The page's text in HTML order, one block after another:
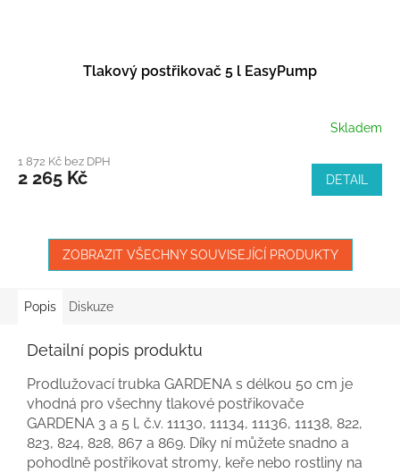
Tlakový postřikovač 5 l EasyPump
Skladem
1 872 Kč bez DPH
2 265 Kč DETAIL
ZOBRAZIT VŠECHNY SOUVISEJÍCÍ PRODUKTY
Popis Diskuze
Detailní popis produktu
Prodlužovací trubka GARDENA s délkou 50 cm je
vhodná pro všechny tlakové postřikovače
GARDENA 3 a 5 l, č.v. 11130, 11134, 11136, 11138, 822,
823, 824, 828, 867 a 869. Díky ní můžete snadno a
pohodlně postřikovat stromy, keře nebo rostliny na